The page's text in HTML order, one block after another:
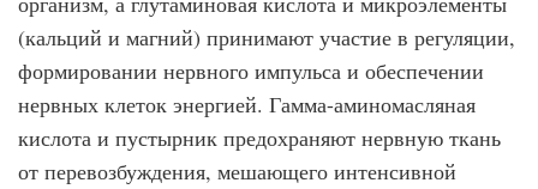
(кальций и магний) принимают участие в регуляции,
формировании нервного импульса и обеспечении
нервных клеток энергией. Гамма-аминомасляная
кислота и пустырник предохраняют нервную ткань
от перевозбуждения, мешающего интенсивной